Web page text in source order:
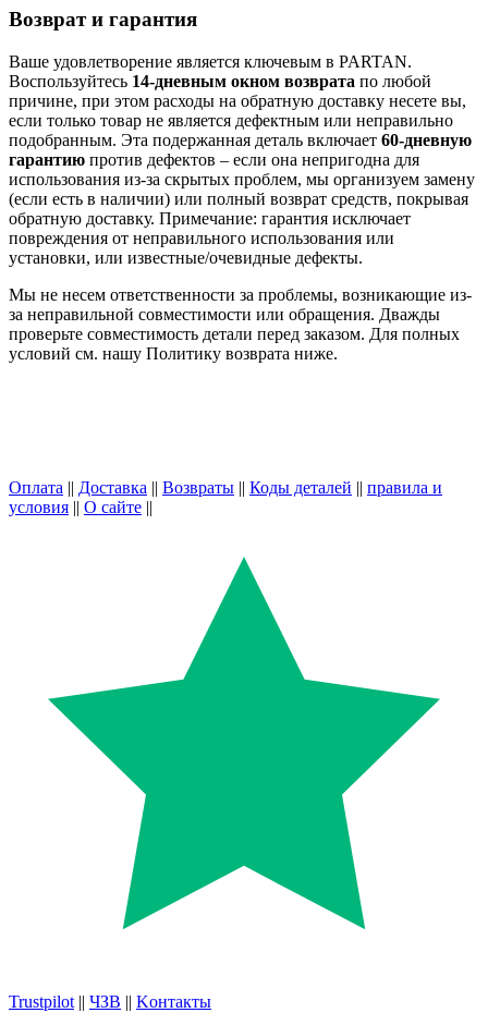
Возврат и гарантия
Ваше удовлетворение является ключевым в PARTAN.
Воспользуйтесь 14-дневным окном возврата по любой
причине, при этом расходы на обратную доставку несете вы,
если только товар не является дефектным или неправильно
подобранным. Эта подержанная деталь включает 60-дневную
гарантию против дефектов – если она непригодна для
использования из-за скрытых проблем, мы организуем замену
(если есть в наличии) или полный возврат средств, покрывая
обратную доставку. Примечание: гарантия исключает
повреждения от неправильного использования или
установки, или известные/очевидные дефекты.
Мы не несем ответственности за проблемы, возникающие из-
за неправильной совместимости или обращения. Дважды
проверьте совместимость детали перед заказом. Для полных
условий см. нашу Политику возврата ниже.
Оплата || Доставка || Возвраты || Коды деталей || правила и
условия || О сайте ||
Trustpilot || ЧЗВ || Kонтакты